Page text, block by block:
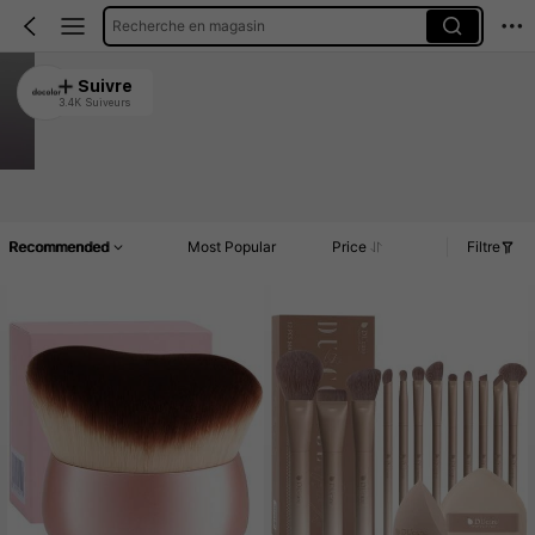
Recherche en magasin
docolor
4.94
Suivre
3.4K Suiveurs
Recommended Most Popular Price Filtre